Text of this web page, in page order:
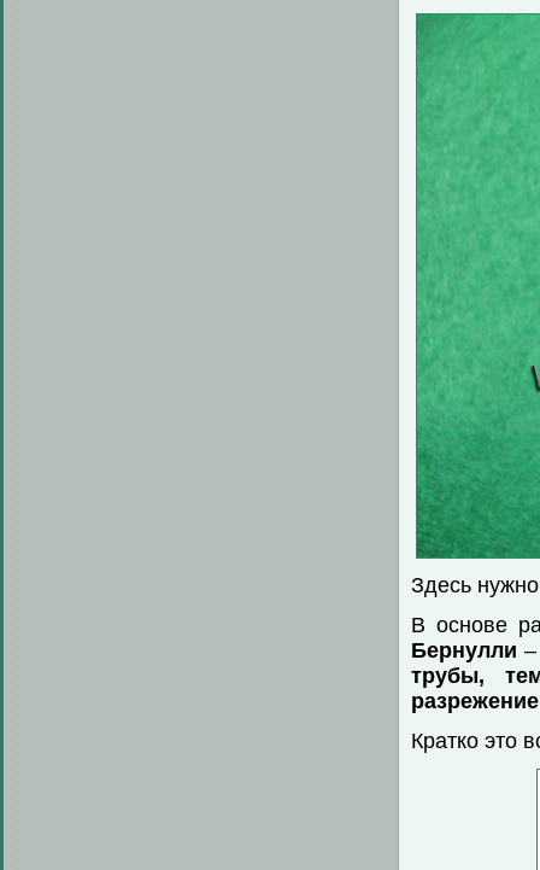
Здесь
В основе
Бернулли
трубы,
Кратко это